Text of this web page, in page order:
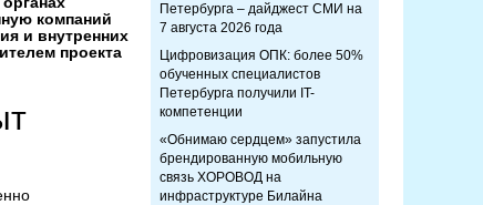
компаний
и внутренних
проекта
Петербурга – дайджест СМИ на
7 августа 2026 года
Цифровизация ОПК: более 50%
обученных специалистов
Петербурга получили IT-
компетенции
«Обнимаю сердцем» запустила
брендированную мобильную
связь ХОРОВОД на
инфраструктуре Билайна